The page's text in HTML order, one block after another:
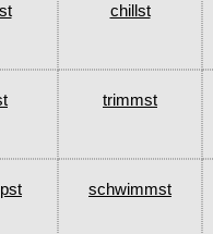
chillst
trimmst
schwimmst